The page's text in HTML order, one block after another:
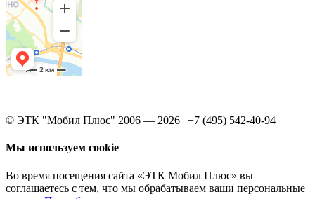
© ЭТК "Мобил Плюс" 2006 — 2026 | +7 (495) 542-40-94
Мы используем cookie
Во время посещения сайта «ЭТК Мобил Плюс» вы
соглашаетесь с тем, что мы обрабатываем ваши персональные